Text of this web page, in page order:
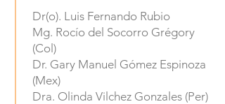
Dr(o). Luis Fernando Rubio
Mg. Rocío del Socorro Grégory
(Col)
Dr. Gary Manuel Gómez Espinoza
(Mex)
Dra. Olinda Vilchez Gonzales (Per)